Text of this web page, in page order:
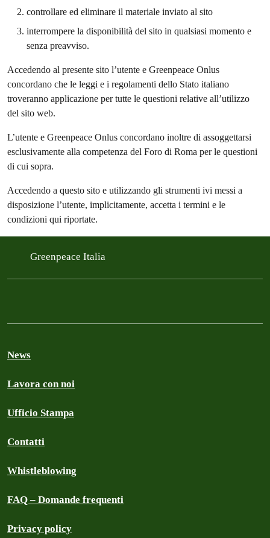
controllare ed eliminare il materiale inviato al sito
interrompere la disponibilità del sito in qualsiasi momento e
senza preavviso.
Accedendo al presente sito l’utente e Greenpeace Onlus
concordano che le leggi e i regolamenti dello Stato italiano
troveranno applicazione per tutte le questioni relative all’utilizzo
del sito web.
L’utente e Greenpeace Onlus concordano inoltre di assoggettarsi
esclusivamente alla competenza del Foro di Roma per le questioni
di cui sopra.
Accedendo a questo sito e utilizzando gli strumenti ivi messi a
disposizione l’utente, implicitamente, accetta i termini e le
condizioni qui riportate.
Greenpeace Italia
News
Lavora con noi
Ufficio Stampa
Contatti
Whistleblowing
FAQ – Domande frequenti
Privacy policy